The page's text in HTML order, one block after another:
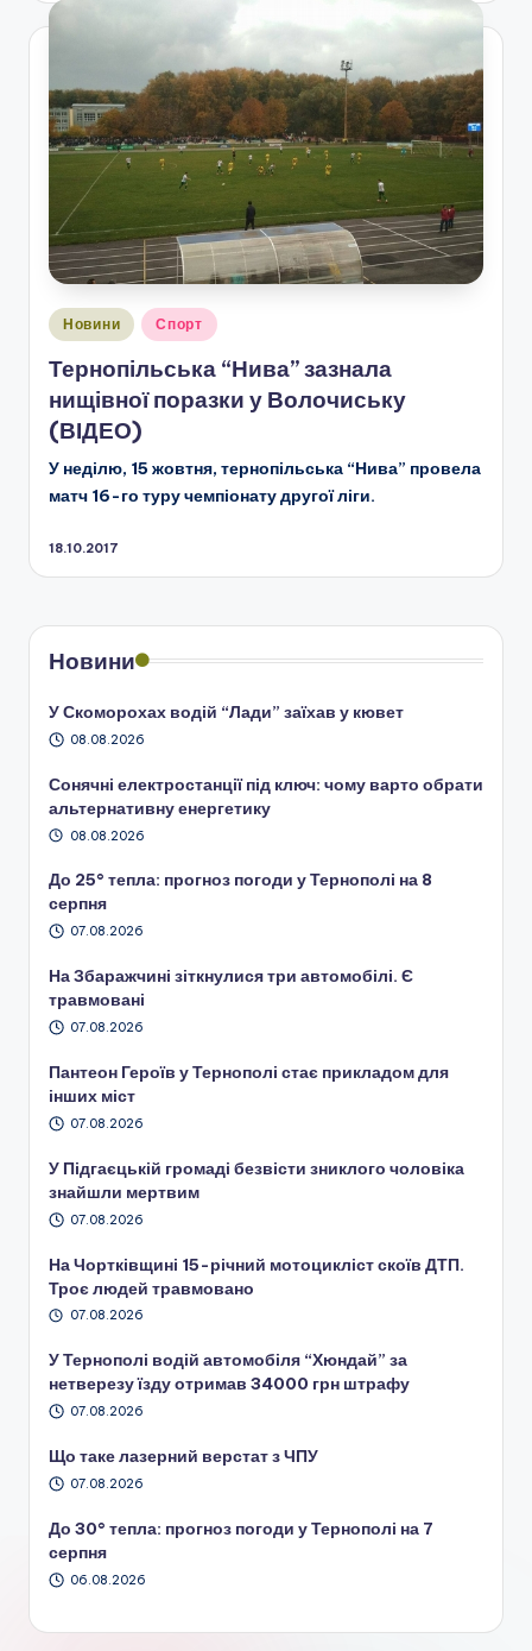
Опубліковано
Новини Спорт
Тернопільська “Нива” зазнала
нищівної поразки у Волочиську
(ВІДЕО)
У неділю, 15 жовтня, тернопільська “Нива” провела
матч 16-го туру чемпіонату другої ліги.
18.10.2017
Новини
У Скоморохах водій “Лади” заїхав у кювет
08.08.2026
Сонячні електростанції під ключ: чому варто обрати
альтернативну енергетику
08.08.2026
До 25° тепла: прогноз погоди у Тернополі на 8
серпня
07.08.2026
На Збаражчині зіткнулися три автомобілі. Є
травмовані
07.08.2026
Пантеон Героїв у Тернополі стає прикладом для
інших міст
07.08.2026
У Підгаєцькій громаді безвісти зниклого чоловіка
знайшли мертвим
07.08.2026
На Чортківщині 15-річний мотоцикліст скоїв ДТП.
Троє людей травмовано
07.08.2026
У Тернополі водій автомобіля “Хюндай” за
нетверезу їзду отримав 34000 грн штрафу
07.08.2026
Що таке лазерний верстат з ЧПУ
07.08.2026
До 30° тепла: прогноз погоди у Тернополі на 7
серпня
06.08.2026